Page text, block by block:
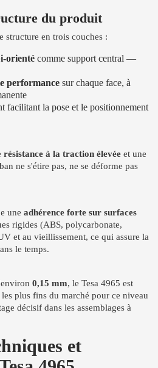
du produit
structure en trois couches :
orienté comme support central —
performance sur chaque face, à
facilitant la pose et le positionnement
résistance à la traction élevée et une
ne s'étire pas, ne se déforme pas
une adhérence forte sur surfaces
rigides (ABS, polycarbonate,
et au vieillissement, ce qui assure la
le temps.
0,15 mm, le Tesa 4965 est
plus fins du marché pour ce niveau
décisif dans les assemblages à
et